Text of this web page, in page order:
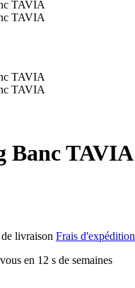
Banc TAVIA
livraison Frais d'expédition
en 12 s de semaines